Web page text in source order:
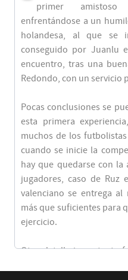
primer
enfrentándose a un
holandesa, al que se
conseguido por Juanlu
encuentro, tras una
Redondo, con un servicio
Pocas conclusiones se
esta primera
muchos de los
cuando se inicie la
hay que quedarse con la
jugadores, caso de Ruz
valenciano se entrega
más que suficientes para
ejercicio.
Otro detalle importante